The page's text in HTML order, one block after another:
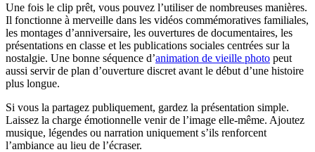
Une fois le clip prêt, vous pouvez l’utiliser de nombreuses manières.
Il fonctionne à merveille dans les vidéos commémoratives familiales,
les montages d’anniversaire, les ouvertures de documentaires, les
présentations en classe et les publications sociales centrées sur la
nostalgie. Une bonne séquence d’animation de vieille photo peut
aussi servir de plan d’ouverture discret avant le début d’une histoire
plus longue.
Si vous la partagez publiquement, gardez la présentation simple.
Laissez la charge émotionnelle venir de l’image elle-même. Ajoutez
musique, légendes ou narration uniquement s’ils renforcent
l’ambiance au lieu de l’écraser.